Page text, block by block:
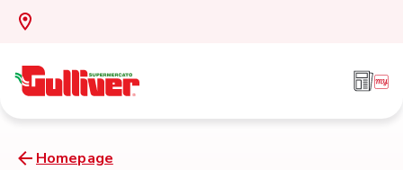
Homepage